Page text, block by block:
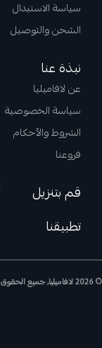
سياسة الاستبدال
الشحن والتوصيل
نبذة عنا
عن لافاميليا
سياسة الخصوصية
الشروط والأحكام
فروعنا
قم بتنزيل
تطبيقنا
© 2026 لافاميليا, جميع الحقوق محفوظة.